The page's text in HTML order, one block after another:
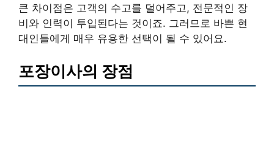
큰 차이점은 고객의 수고를 덜어주고, 전문적인 장
비와 인력이 투입된다는 것이죠. 그러므로 바쁜 현
대인들에게 매우 유용한 선택이 될 수 있어요.
포장이사의 장점